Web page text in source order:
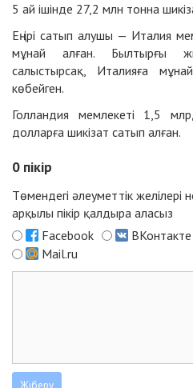
5 ай ішінде 27,2 млн тонна
Ең ірі сатып алушы — Италия
мұнай алған. Былтырғы
салыстырсақ, Италияға
көбейген.
Голландия мемлекеті 1,5
долларға шикізат сатып алған.
0 пікір
Төмендегі әлеуметтік желілері
арқылы пікір қалдыра аласыз
Facebook
ВКонтакте
Mail.ru